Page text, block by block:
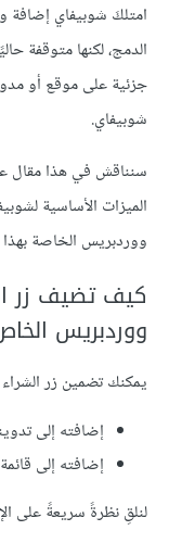
امتلكَ شوبيفاي إضافة
الدمج، لكنها متوقفة
جزئية على موقع أو
شوبيفاي.
سنناقش في هذا مقال
الميزات الأساسية
ووردبريس الخاصة
كيف تضيف زر
ووردبريس
يمكنك تضمين زر
إضافته إلى
إضافته إلى
لنلقِ نظرةً سريعةً على